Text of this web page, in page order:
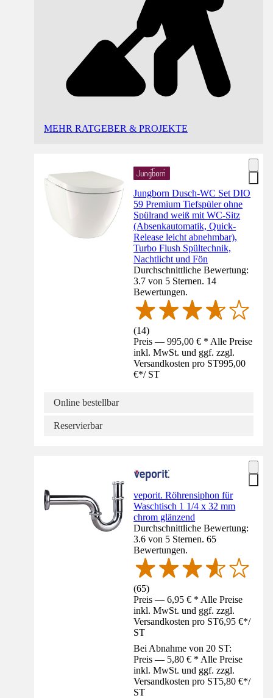
MEHR RATGEBER & PROJEKTE
Jungborn Dusch-WC Set DIO
59 Premium Tiefspüler ohne
Spülrand weiß mit WC-Sitz
(Absenkautomatik, Quick-
Release leicht abnehmbar),
Turbo Flush Spültechnik,
Nachtlicht und Fön
Durchschnittliche Bewertung:
3.7 von 5 Sternen. 14
Bewertungen.
(14)
Preis — 995,00 € * Alle Preise
inkl. MwSt. und ggf. zzgl.
Versandkosten pro ST995,00
€*/ ST
Online bestellbar
Reservierbar
veporit. Röhrensiphon für
Waschtisch 1 1/4 x 32 mm
chrom glänzend
Durchschnittliche Bewertung:
3.6 von 5 Sternen. 65
Bewertungen.
(65)
Preis — 6,95 € * Alle Preise
inkl. MwSt. und ggf. zzgl.
Versandkosten pro ST6,95 €*/
ST
Bei Abnahme von 20 ST:
Preis — 5,80 € * Alle Preise
inkl. MwSt. und ggf. zzgl.
Versandkosten pro ST5,80 €*/
ST